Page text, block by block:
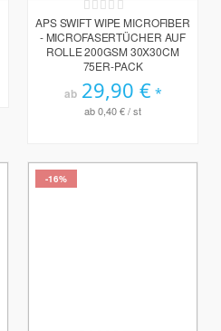
Rating:
0%
APS SWIFT WIPE MICROFIBER
- MICROFASERTÜCHER AUF
ROLLE 200GSM 30X30CM
75ER-PACK
ab 29,90 €
ab0,40 €/ st
-16%